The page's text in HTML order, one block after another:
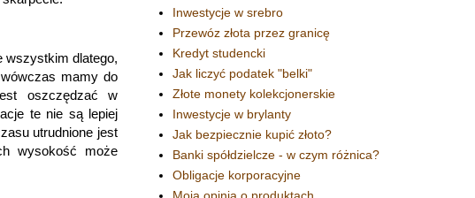
wszystkim dlatego,
mamy do
oszczędzać w
te nie są lepiej
utrudnione jest
wysokość może
Inwestycje w srebro
Przewóz złota przez granicę
Kredyt studencki
Jak liczyć podatek "belki"
Złote monety kolekcjonerskie
Inwestycje w brylanty
Jak bezpiecznie kupić złoto?
Banki spółdzielcze - w czym różnica?
Obligacje korporacyjne